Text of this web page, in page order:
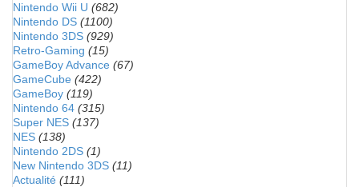
Nintendo Wii U (682)
Nintendo DS (1100)
Nintendo 3DS (929)
Retro-Gaming (15)
GameBoy Advance (67)
GameCube (422)
GameBoy (119)
Nintendo 64 (315)
Super NES (137)
NES (138)
Nintendo 2DS (1)
New Nintendo 3DS (11)
Actualité (111)